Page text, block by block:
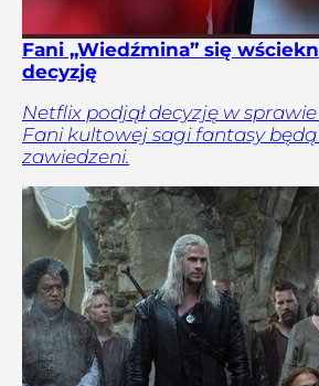
Fani „Wiedźmina” się
decyzję
Netflix podjął decyzję w sprawie
Fani kultowej sagi fantasy
zawiedzeni.